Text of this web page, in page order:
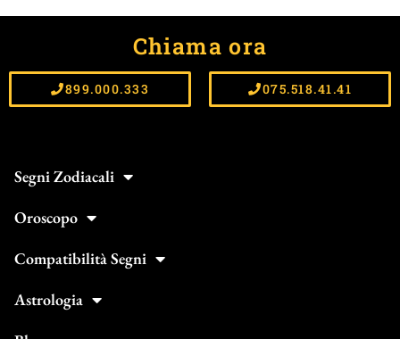
Chiama ora
899.000.333 075.518.41.41
Segni Zodiacali
Oroscopo
Compatibilità Segni
Astrologia